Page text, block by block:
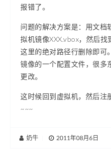
报错了。
问题的解决方案是：用文档
拟机镜像XXX.vbox，然后
这里的绝对路径行删除即可
镜像的一个配置文件，很多
更改。
这时候回到虚拟机，然后注
~~~
奶牛 2011年08月6日